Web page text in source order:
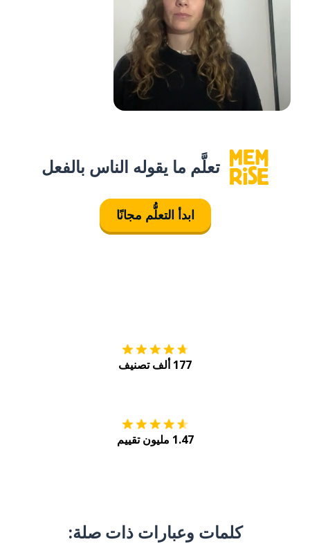
تعلَّم ما يقوله الناس بالفعل
ابدأ التعلُّم مجانًا
177 ألف تصنيف
1.47 مليون تقييم
كلمات وعبارات ذات صلة: